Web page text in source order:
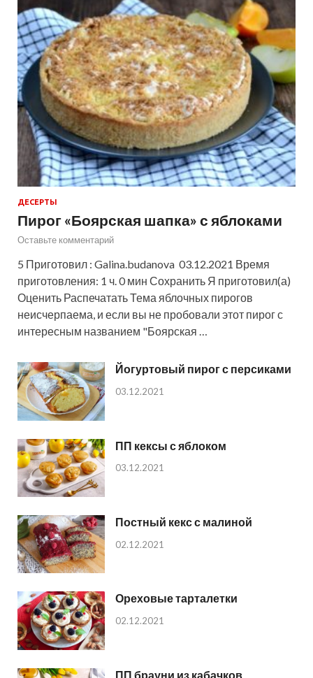
ДЕСЕРТЫ
Пирог «Боярская шапка» с яблоками
Оставьте комментарий
5 Приготовил : Galina.budanova 03.12.2021 Время
приготовления: 1 ч. 0 мин Сохранить Я приготовил(а)
Оценить Распечатать Тема яблочных пирогов
неисчерпаема, и если вы не пробовали этот пирог с
интересным названием "Боярская …
Йогуртовый пирог с персиками
03.12.2021
ПП кексы с яблоком
03.12.2021
Постный кекс с малиной
02.12.2021
Ореховые тарталетки
02.12.2021
ПП брауни из кабачков